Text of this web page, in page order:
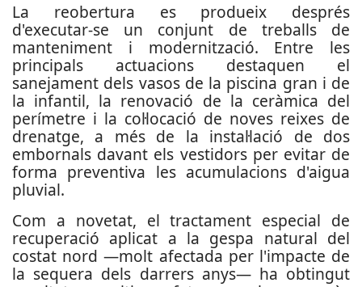
La reobertura es produeix després
d'executar-se un conjunt de treballs de
manteniment i modernització. Entre les
principals actuacions destaquen el
sanejament dels vasos de la piscina gran i de
la infantil, la renovació de la ceràmica del
perímetre i la col·locació de noves reixes de
drenatge, a més de la instal·lació de dos
embornals davant els vestidors per evitar de
forma preventiva les acumulacions d'aigua
pluvial.
Com a novetat, el tractament especial de
recuperació aplicat a la gespa natural del
costat nord —molt afectada per l'impacte de
la sequera dels darrers anys— ha obtingut